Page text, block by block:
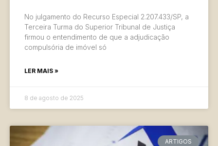
No julgamento do Recurso Especial 2.207.433/SP, a
Terceira Turma do Superior Tribunal de Justiça
firmou o entendimento de que a adjudicação
compulsória de imóvel só
LER MAIS »
8 de agosto de 2025
ARTIGOS